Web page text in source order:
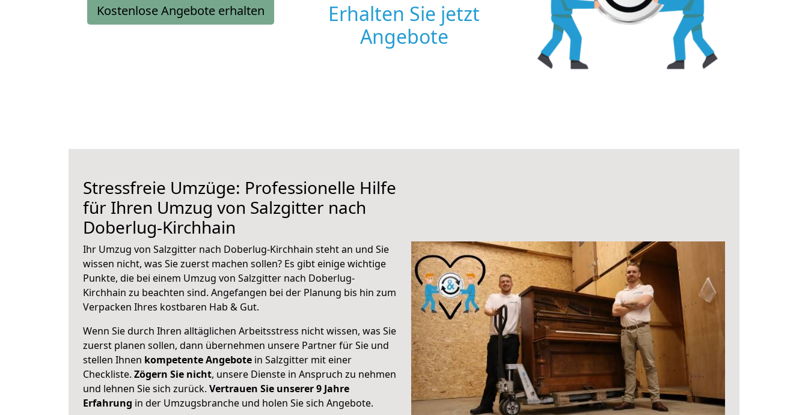
Kostenlose Angebote erhalten
Erhalten Sie jetzt
Angebote
Stressfreie Umzüge: Professionelle Hilfe
für Ihren Umzug von Salzgitter nach
Doberlug-Kirchhain
Ihr Umzug von Salzgitter nach Doberlug-Kirchhain steht an und Sie
wissen nicht, was Sie zuerst machen sollen? Es gibt einige wichtige
Punkte, die bei einem Umzug von Salzgitter nach Doberlug-
Kirchhain zu beachten sind. Angefangen bei der Planung bis hin zum
Verpacken Ihres kostbaren Hab & Gut.
Wenn Sie durch Ihren alltäglichen Arbeitsstress nicht wissen, was Sie
zuerst planen sollen, dann übernehmen unsere Partner für Sie und
stellen Ihnen kompetente Angebote in Salzgitter mit einer
Checkliste. Zögern Sie nicht, unsere Dienste in Anspruch zu nehmen
und lehnen Sie sich zurück. Vertrauen Sie unserer 9 Jahre
Erfahrung in der Umzugsbranche und holen Sie sich Angebote.